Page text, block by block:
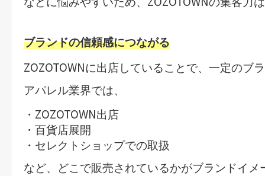
ブランドの信頼感につながる
ZOZOTOWNに出店していることで、一定のブ
アパレル業界では、
・ ZOZOTOWN出店
・百貨店展開
・セレクトショップでの取扱
など、どこで販売されているかがブランドイ